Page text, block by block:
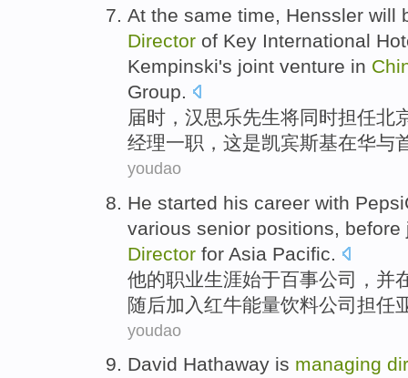
At the same time, Henssler will
Director of Key International
Kempinski's joint venture in
Group.
届时，汉思乐先生将同时担任北
经理一职， 这是凯宾斯基在华与
youdao
He started his career with
various senior positions
before
Director for Asia Pacific
他的职业生涯始于百事公司， 并
随后加入 红牛能量饮料公司担任
youdao
David Hathaway is managing